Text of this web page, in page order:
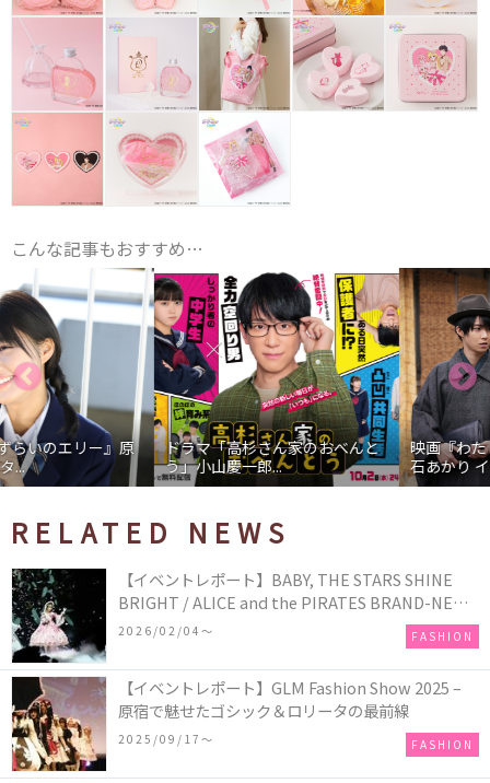
こんな記事もおすすめ…
ドラマ「高杉さん家のおべんと
う」小山慶一郎...
映画『わたしの幸せな結婚』髙
石あかり インタ...
RELATED NEWS
【イベントレポート】BABY, THE STARS SHINE
BRIGHT / ALICE and the PIRATES BRAND-NEW
COLLECTION in TOKYO
2026/02/04〜 FASHION
【イベントレポート】GLM Fashion Show 2025 –
原宿で魅せたゴシック＆ロリータの最前線
2025/09/17〜 FASHION